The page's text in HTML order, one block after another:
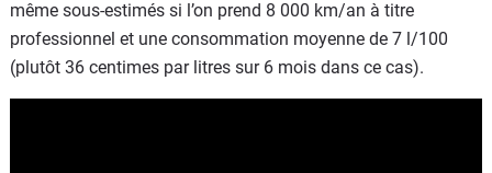
même sous-estimés si l’on prend 8 000 km/an à titre
professionnel et une consommation moyenne de 7 l/100
(plutôt 36 centimes par litres sur 6 mois dans ce cas).